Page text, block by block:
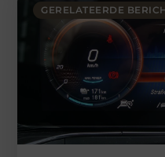
GERELATEERDE